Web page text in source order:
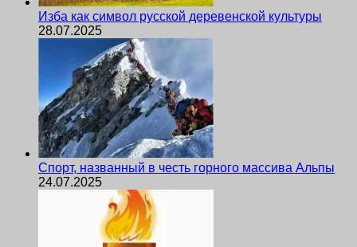
Изба как символ русской деревенской культуры
28.07.2025
Спорт, названный в честь горного массива Альпы
24.07.2025